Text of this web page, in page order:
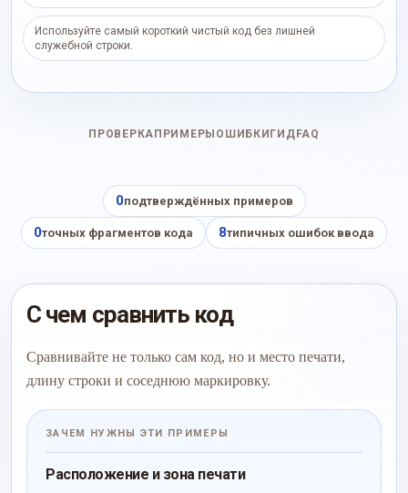
Используйте самый короткий чистый код без лишней
служебной строки.
ПРОВЕРКА ПРИМЕРЫ ОШИБКИ ГИД FAQ
0подтверждённых примеров
0точных фрагментов кода 8типичных ошибок ввода
С чем сравнить код
Сравнивайте не только сам код, но и место печати,
длину строки и соседнюю маркировку.
ЗАЧЕМ НУЖНЫ ЭТИ ПРИМЕРЫ
Расположение и зона печати